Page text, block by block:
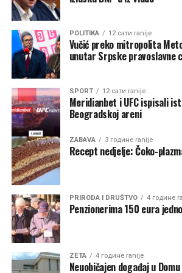
2025. godini, koji su iznosili 161,86
prihodi budžeta – tj. nedostajuća
Fonda PIO, nominalno iznosi 219,75
5,4 odsto su niži od iznosa deficita u
iznosio 232,29 miliona eura”, naveli su
Izvor:DAN
Markovićev mandat: Stabilnost bez
Tokom mandata Duška Markovića
nastavljen je postepen rast primanja.
Minimalna zarada povećana je sa 193
minimalna penzija sa 121 na 147 eura,
plata porasla sa 510 na 524 eura.
povećana je sa 280 na 289 eura, što
POLITIKA 12 сати ranije
Vučić preko mitropolita
unutar Srpske pravoslavne
SPORT 12 сати ranije
Meridianbet i UFC ispisali
Beogradskoj areni
ZABAVA 3 године ranije
Recept nedjelje: Čoko-
PRIRODA I DRUŠTVO 4 године
Penzionerima 150 eura
ZETA 4 године ranije
Neuobičajen događaj u